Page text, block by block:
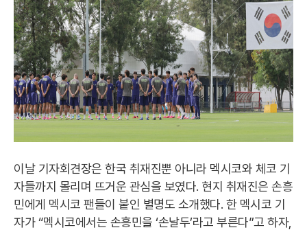
이날 기자회견장은 한국 취재진뿐 아니라 멕시코와 체코 기
자들까지 몰리며 뜨거운 관심을 보였다. 현지 취재진은 손흥
민에게 멕시코 팬들이 붙인 별명도 소개했다. 한 멕시코 기
자가 “멕시코에서는 손흥민을 ‘손날두’라고 부른다”고 하자,